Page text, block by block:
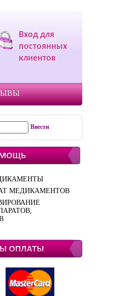
Вход для
постоянных
клиентов
МЕДИКАМЕНТОВ